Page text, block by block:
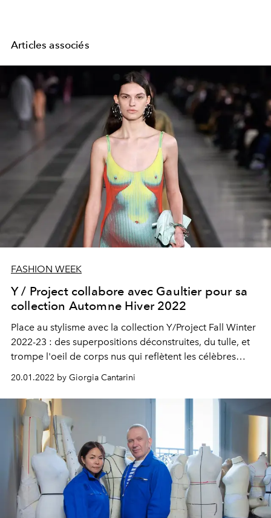
Articles associés
FASHION WEEK
Y / Project collabore avec Gaultier pour sa
collection Automne Hiver 2022
Place au stylisme avec la collection Y/Project Fall Winter
2022-23 : des superpositions déconstruites, du tulle, et
trompe l'oeil de corps nus qui reflètent les célèbres
silhouettes de Jean Paul Gaultier, le célèbre maître dont
Glenn Martens se joindra pour le show du 26 janvier.
20.01.2022 by Giorgia Cantarini